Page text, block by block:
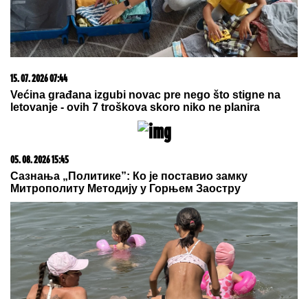
15. 07. 2026 07:44
Većina građana izgubi novac pre nego što stigne na
letovanje - ovih 7 troškova skoro niko ne planira
05. 08. 2026 15:45
Сазнања „Политике”: Ко је поставио замку
Митрополиту Методију у Горњем Заостру